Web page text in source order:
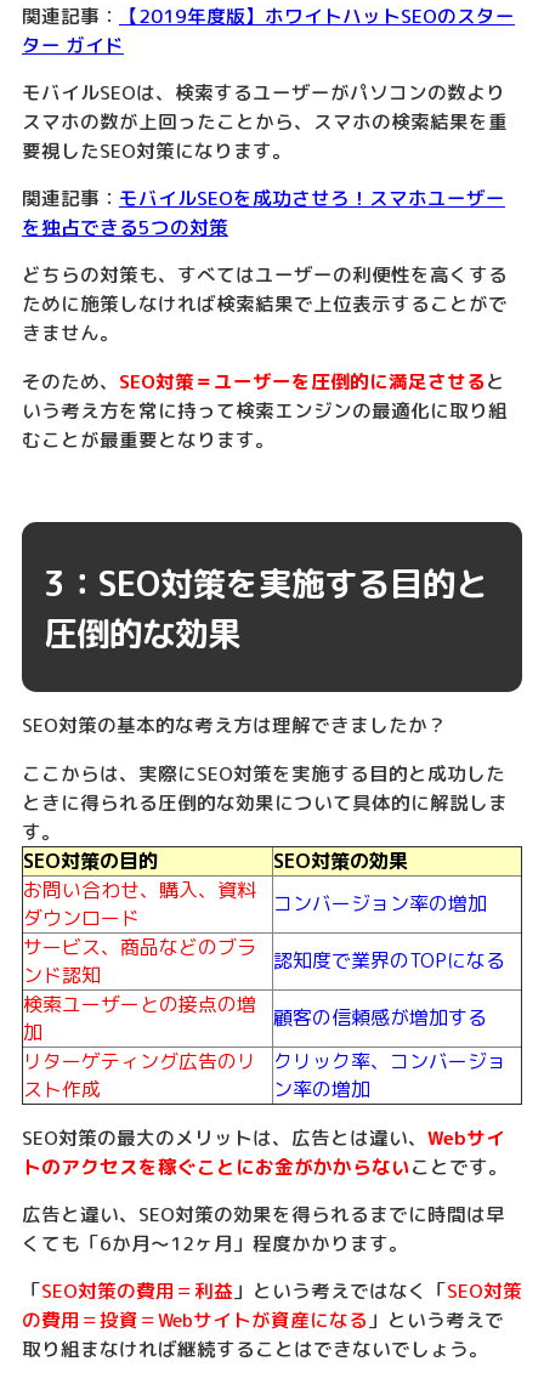
関連記事：
【2019年度版】ホワイトハットSEOのスター
ター ガイド
モバイルSEOは、検索するユーザーがパソコンの数より
スマホの数が上回ったことから、スマホの検索結果を重
要視したSEO対策になります。
関連記事： モバイルSEOを成功させろ！スマホユーザー
を独占できる5つの対策
どちらの対策も、すべてはユーザーの利便性を高くする
ために施策しなければ検索結果で上位表示することがで
きません。
そのため、 SEO対策＝ユーザーを圧倒的に満足させると
いう考え方を常に持って検索エンジンの最適化に取り組
むことが最重要となります。
3：SEO対策を実施する目的と
圧倒的な効果
SEO対策の基本的な考え方は理解できましたか？
ここからは、実際にSEO対策を実施する目的と成功した
ときに得られる圧倒的な効果について具体的に解説しま
す。
SEO対策の目的
SEO対策の効果
お問い合わせ、購入、資料
ダウンロード
コンバージョン率の増加
サービス、商品などのブラ
ンド認知
認知度で業界のTOPになる
検索ユーザーとの接点の増
加
顧客の信頼感が増加する
リターゲティング広告のリ
スト作成
クリック率、コンバージョ
ン率の増加
SEO対策の最大のメリットは、広告とは違い、 Webサイ
トのアクセスを稼ぐことにお金がかからないことです。
広告と違い、SEO対策の効果を得られるまでに時間は早
くても「6か月～12ヶ月」程度かかります。
「SEO対策の費用＝利益 」という考えではなく「SEO対策
の費用＝投資＝Webサイトが資産になる 」という考えで
取り組まなければ継続することはできないでしょう。